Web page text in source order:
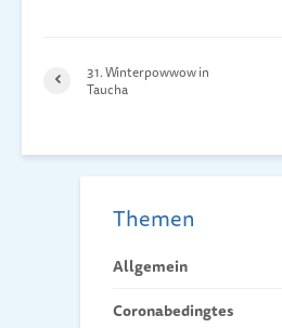
31. Winterpowwow in
Taucha
Themen
Allgemein
Coronabedingtes